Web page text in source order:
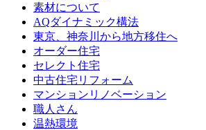
素材について
AQダイナミック構法
東京、神奈川から地方移住へ
オーダー住宅
セレクト住宅
中古住宅リフォーム
マンションリノベーション
職人さん
温熱環境